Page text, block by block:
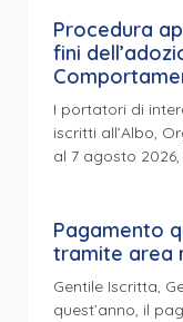
Procedura
fini
I portatori di
iscritti all’Albo,
al 7 agosto
Pagamento
tramite area
Gentile Iscritta,
quest’anno, il